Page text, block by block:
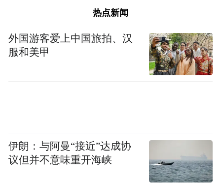
热点新闻
外国游客爱上中国旅拍、汉
服和美甲
伊朗：与阿曼“接近”达成协
议但并不意味重开海峡